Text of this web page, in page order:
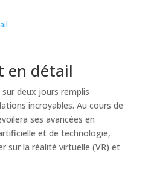
en détail
deux jours remplis
incroyables. Au cours de
ses avancées en
et de technologie,
sur la réalité virtuelle (VR) et